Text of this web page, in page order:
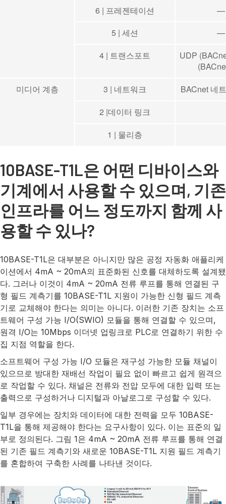
6 | 프레젠테이션
—
5 | 세션
—
4 | 트랜스포트
UDP
미디어 계층
3 | 네트워크
BACnet 네
2 |데이터 링크
1 | 물리층
10BASE-T1L은 어떤 디바이스와
기계에서 사용할 수 있으며, 기존
인프라를 어느 정도까지 함께 사
용할 수 있나?
10BASE-T1L은 대부분은 아니지만 많은 공정 자동화 애플리케
이션에서 4mA ~ 20mA의 표준화된 신호를 대체하도록 설계됐
다. 그러나 이것이 4mA ~ 20mA 전류 루프를 통해 연결된 구
형 필드 계측기를 10BASE-T1L 지원이 가능한 신형 필드 계측
기로 교체해야 한다는 의미는 아니다. 이러한 기존 장치는 소프
트웨어 구성 가능 I/O(SWIO) 모듈을 통해 연결할 수 있으며,
원격 I/O는 10Mbps 이더넷 업링크로 PLC로 연결하기 위한 수
집 지점 역할을 한다.
소프트웨어 구성 가능 I/O 모듈은 재구성 가능한 모듈 채널이
있으므로 방대한 재배선 작업이 필요 없이 빠르고 쉽게 원격으
로 작업할 수 있다. 채널은 전류와 전압 모두에 대한 입력 또는
출력으로 구성하거나 디지털과 아날로그로 구성할 수 있다.
일부 경우에는 장치와 데이터에 대한 전력을 모두 10BASE-
T1L을 통해 제공해야 한다는 요구사항이 있다. 이는 표준의 일
부로 정의된다. 그림 1은 4mA ~ 20mA 전류 루프를 통해 연결
된 기존 필드 계측기와 새로운 10BASE-T1L 지원 필드 계측기
를 혼합하여 구축한 사례를 나타낸 것이다.